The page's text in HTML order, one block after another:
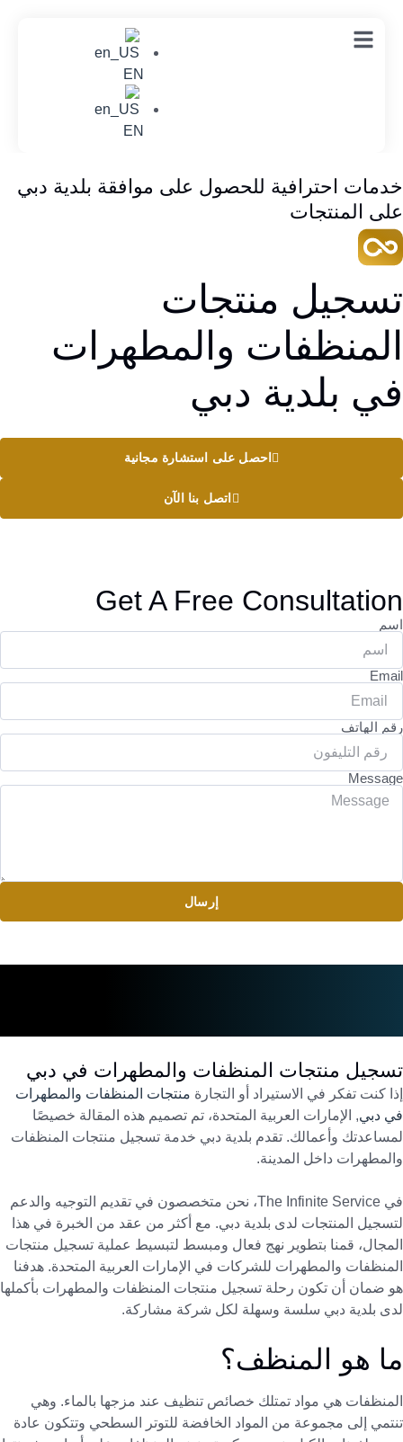
EN
EN
خدمات احترافية للحصول على موافقة بلدية دبي
على المنتجات
تسجيل منتجات
المنظفات والمطهرات
في بلدية دبي
احصل على استشارة مجانية
اتصل بنا الآن
Get A Free Consultation
اسم
Email
رقم الهاتف
Message
إرسال
تسجيل منتجات المنظفات والمطهرات في دبي
إذا كنت تفكر في الاستيراد أو التجارة منتجات المنظفات والمطهرات
في دبي, الإمارات العربية المتحدة، تم تصميم هذه المقالة خصيصًا
لمساعدتك وأعمالك. تقدم بلدية دبي خدمة تسجيل منتجات المنظفات
والمطهرات داخل المدينة.
في The Infinite Service، نحن متخصصون في تقديم التوجيه والدعم
لتسجيل المنتجات لدى بلدية دبي. مع أكثر من عقد من الخبرة في هذا
المجال، قمنا بتطوير نهج فعال ومبسط لتبسيط عملية تسجيل منتجات
المنظفات والمطهرات للشركات في الإمارات العربية المتحدة. هدفنا
هو ضمان أن تكون رحلة تسجيل منتجات المنظفات والمطهرات بأكملها
لدى بلدية دبي سلسة وسهلة لكل شركة مشاركة.
ما هو المنظف؟
المنظفات هي مواد تمتلك خصائص تنظيف عند مزجها بالماء. وهي
تنتمي إلى مجموعة من المواد الخافضة للتوتر السطحي وتتكون عادة